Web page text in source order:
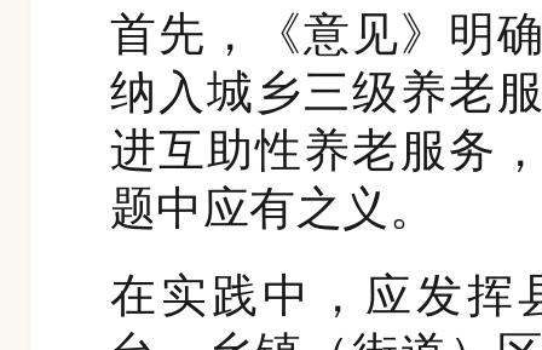
首先，《意见》明
纳入城乡三级养老
进互助性养老服务
题中应有之义。
在实践中，应发挥